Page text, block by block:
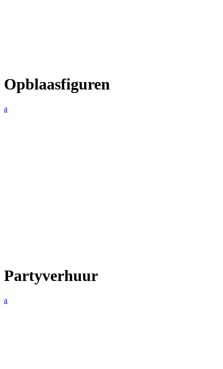
Opblaasfiguren
a
Partyverhuur
a